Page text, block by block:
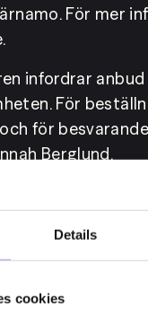
Details
cookies
För mer
infordrar anbud
För
för
Berglund,
eller